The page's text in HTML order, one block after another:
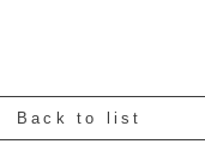
Back to list